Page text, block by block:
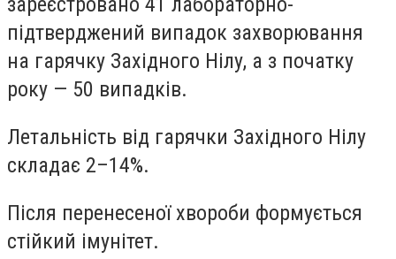
підтверджений випадок захворювання
на гарячку Західного Нілу, а з початку
року — 50 випадків.
Летальність від гарячки Західного Нілу
складає 2–14%.
Після перенесеної хвороби формується
стійкий імунітет.